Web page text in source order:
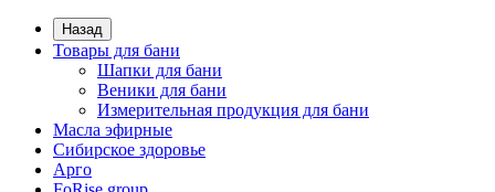
Назад
Товары для бани
Шапки для бани
Веники для бани
Измерительная продукция для бани
Масла эфирные
Сибирское здоровье
Арго